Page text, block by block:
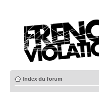
Index du forum